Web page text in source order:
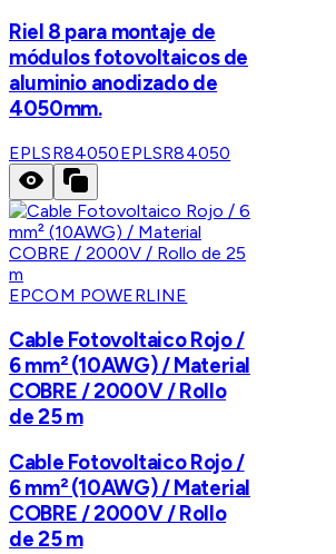
Riel 8 para montaje de
módulos fotovoltaicos de
aluminio anodizado de
4050mm.
EPLSR84050EPLSR84050
EPCOM POWERLINE
Cable Fotovoltaico Rojo /
6 mm² (10AWG) / Material
COBRE / 2000V / Rollo
de 25 m
Cable Fotovoltaico Rojo /
6 mm² (10AWG) / Material
COBRE / 2000V / Rollo
de 25 m